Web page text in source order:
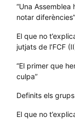
“Una Assemblea
notar diferències”
El que no
jutjats de l’FCF
“El primer que
culpa”
Definits els
El que no